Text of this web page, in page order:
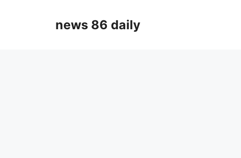
news 86 daily